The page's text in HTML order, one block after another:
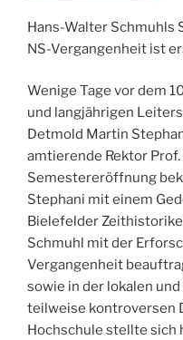
Hans-Walter Schmuhls
NS-Vergangenheit ist
Wenige Tage vor dem
und langjährigen
Detmold Martin
amtierende Rektor
Semestereröffnung
Stephani mit einem
Bielefelder
Schmuhl mit der
Vergangenheit
sowie in der lokalen
teilweise kontroversen
Hochschule stellte sich